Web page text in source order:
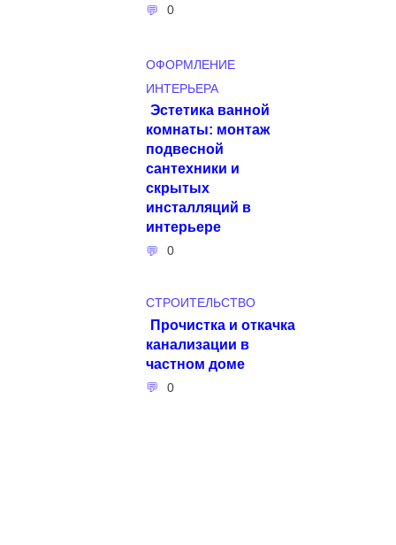
0
ОФОРМЛЕНИЕ
ИНТЕРЬЕРА
Эстетика ванной
комнаты: монтаж
подвесной
сантехники и
скрытых
инсталляций в
интерьере
0
СТРОИТЕЛЬСТВО
Прочистка и откачка
канализации в
частном доме
0